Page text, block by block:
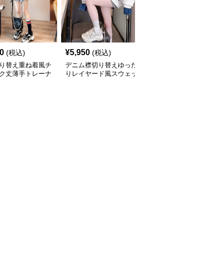
(税込)
替え重ね着風チ
丈薄手トレーナ
¥5,950 (税込)
デニム襟切り替えゆった
りレイヤード風スウェッ